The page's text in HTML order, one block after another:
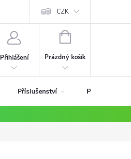
CZK
Přihlášení
NÁKUPNÍ
Prázdný košík
Příslušenství Podle